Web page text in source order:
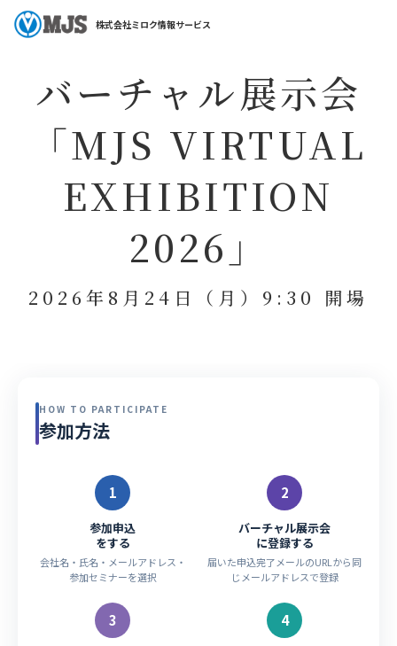
株式会社ミロク情報サービス
ホーム セミナー特集
バーチャル展示会
「MJS VIRTUAL
EXHIBITION
2026」
2026年8月24日（月）9:30 開場
HOW TO PARTICIPATE
参加方法
1
参加申込
をする
会社名・氏名・メールアドレス・
参加セミナーを選択
2
バーチャル展示会
に登録する
届いた申込完了メールのURLから同
じメールアドレスで登録
3 4